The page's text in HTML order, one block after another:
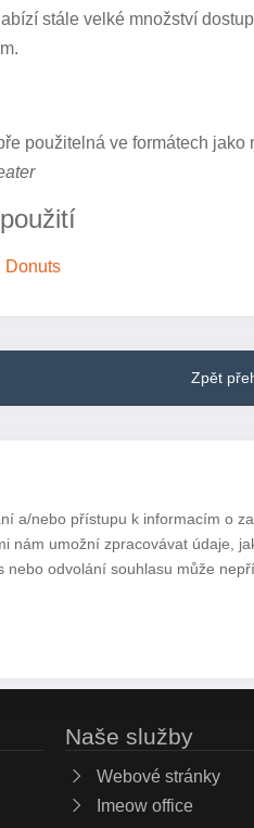
stále velké množství
použitelná ve formátech jako
Donuts
Zpět
a/nebo přístupu k informacím o
nám umožní zpracovávat údaje,
odvolání souhlasu může
Naše služby
Webové stránky
Imeow office